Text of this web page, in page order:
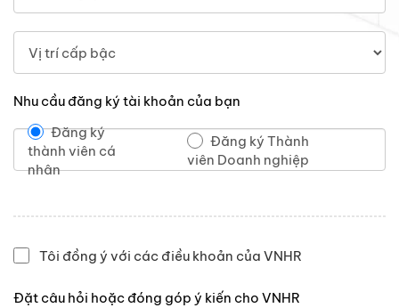
Nhu cầu đăng ký tài khoản của bạn
Đăng ký
thành viên cá
nhân
Đăng ký Thành
viên Doanh nghiệp
Tôi đồng ý với các điều khoản của VNHR
Đặt câu hỏi hoặc đóng góp ý kiến cho VNHR